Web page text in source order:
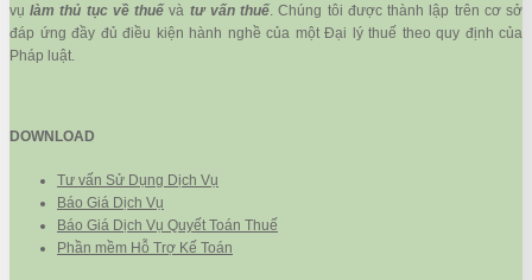
vụlàm thủ tục về thuế và tư vấn thuế. Chúng tôi được thành lập trên cơ sở
đáp ứng đầy đủ điều kiện hành nghề của một Đại lý thuế theo quy định của
Pháp luật.
DOWNLOAD
Tư vấn Sử Dụng Dịch Vụ
Báo Giá Dịch Vụ
Báo Giá Dịch Vụ Quyết Toán Thuế
Phần mềm Hỗ Trợ Kế Toán